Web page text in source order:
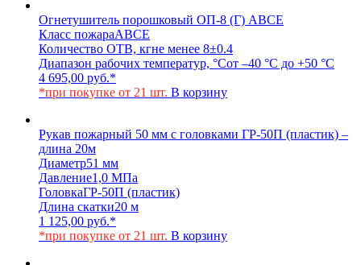
Огнетушитель порошковый ОП-8 (Г) АВСЕ
Класс пожараАВСЕ
Количество ОТВ, кгне менее 8±0.4
Диапазон рабочих температур, °Сот –40 °С до +50 °С
4 695,00 руб.*
*при покупке от 21 шт. В корзину
Рукав пожарный 50 мм с головками ГР-50П (пластик) –
длина 20м
Диаметр51 мм
Давление1,0 МПа
ГоловкаГР-50П (пластик)
Длина скатки20 м
1 125,00 руб.*
*при покупке от 21 шт. В корзину